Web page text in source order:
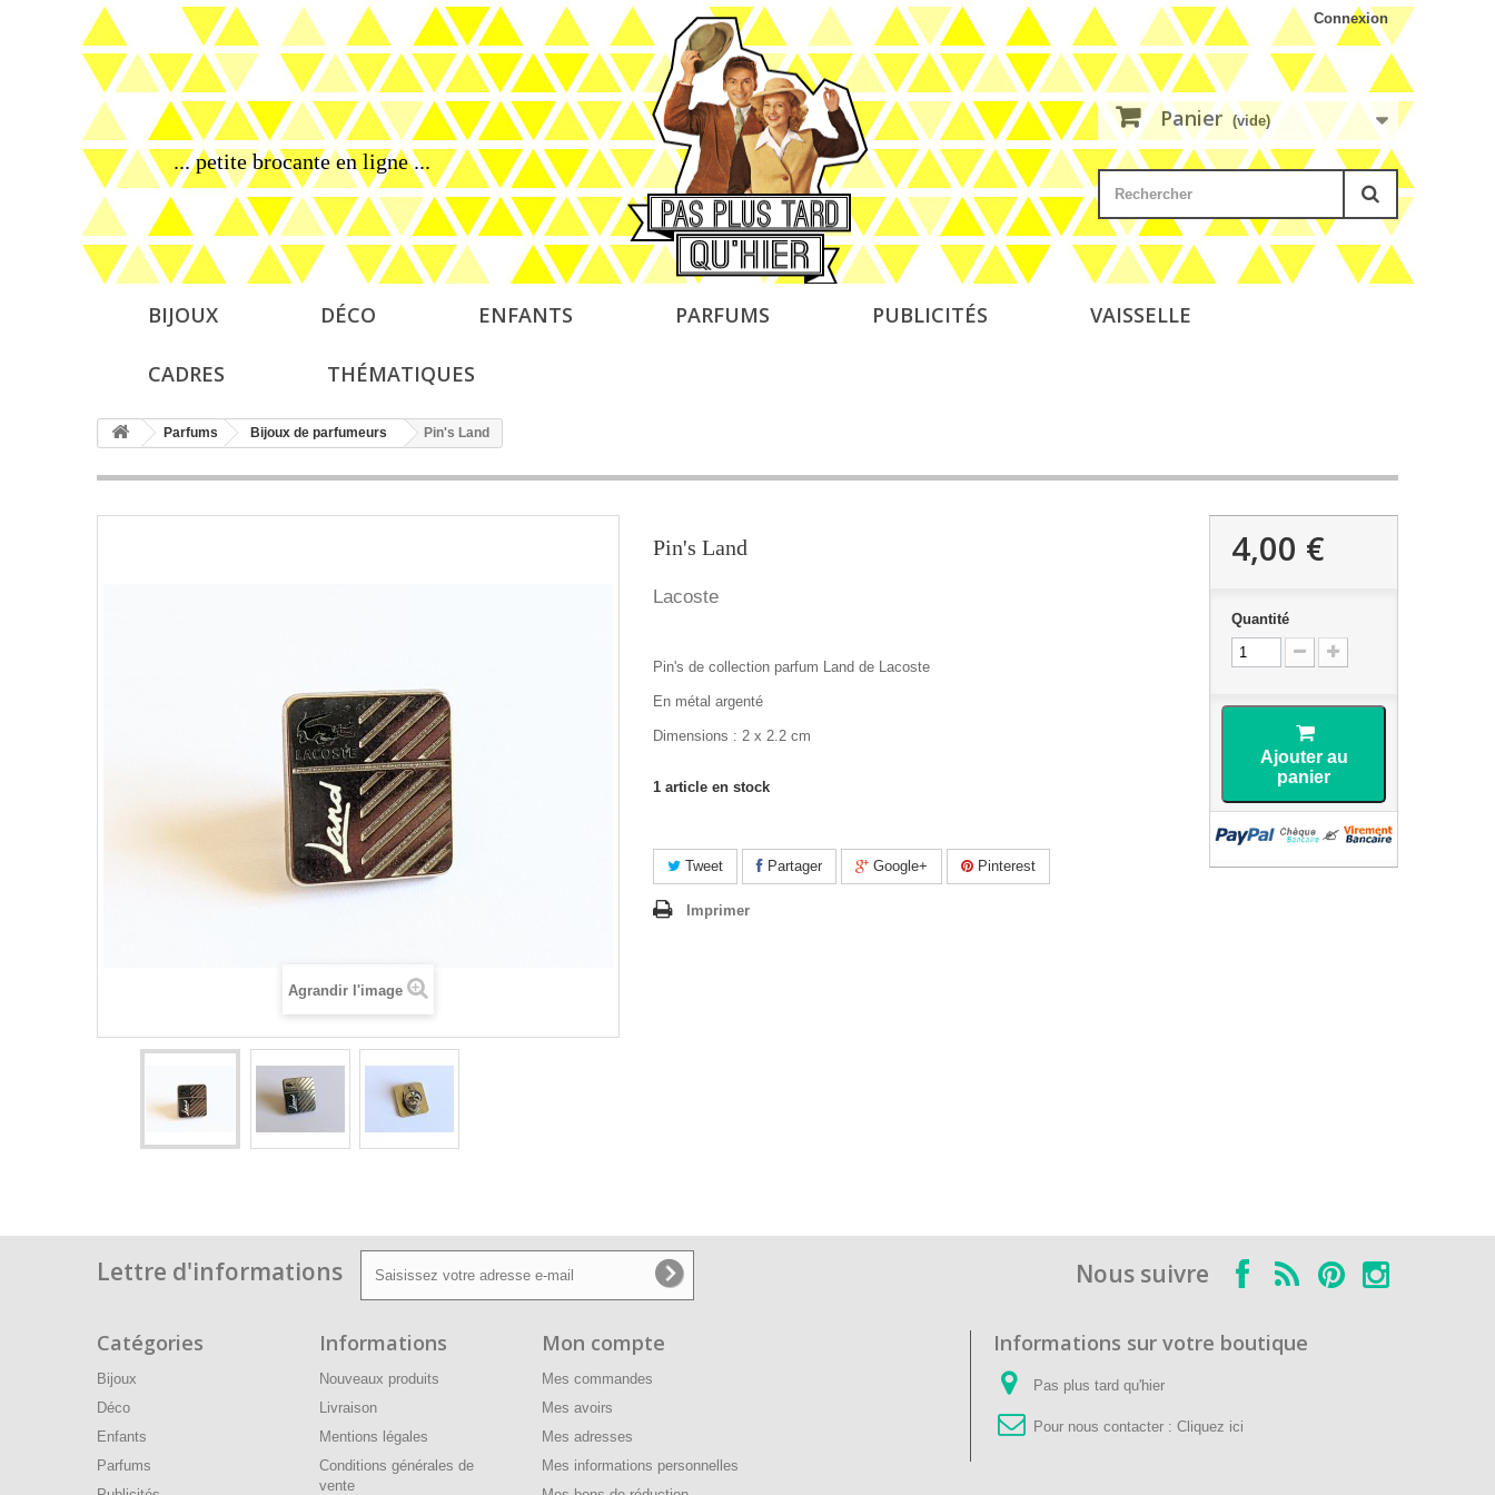
... petite brocante en ligne ...
Connexion
Panier (vide)
BIJOUX DÉCO ENFANTS PARFUMS PUBLICITÉS VAISSELLE
CADRES THÉMATIQUES
Parfums Bijoux de parfumeurs Pin's Land
Agrandir l'image
Pin's Land
Lacoste
Pin's de collection parfum Land de Lacoste
En métal argenté
Dimensions : 2 x 2.2 cm
1 article en stock
Tweet Partager Google+ Pinterest
Imprimer
4,00 €
Quantité
Ajouter au
panier
Lettre d'informations Nous suivre
Catégories
Bijoux
Déco
Enfants
Parfums
Informations
Nouveaux produits
Livraison
Mentions légales
Conditions générales de
vente
Mon compte
Mes commandes
Mes avoirs
Mes adresses
Mes informations personnelles
Informations sur votre boutique
Pas plus tard qu'hier
Pour nous contacter : Cliquez ici